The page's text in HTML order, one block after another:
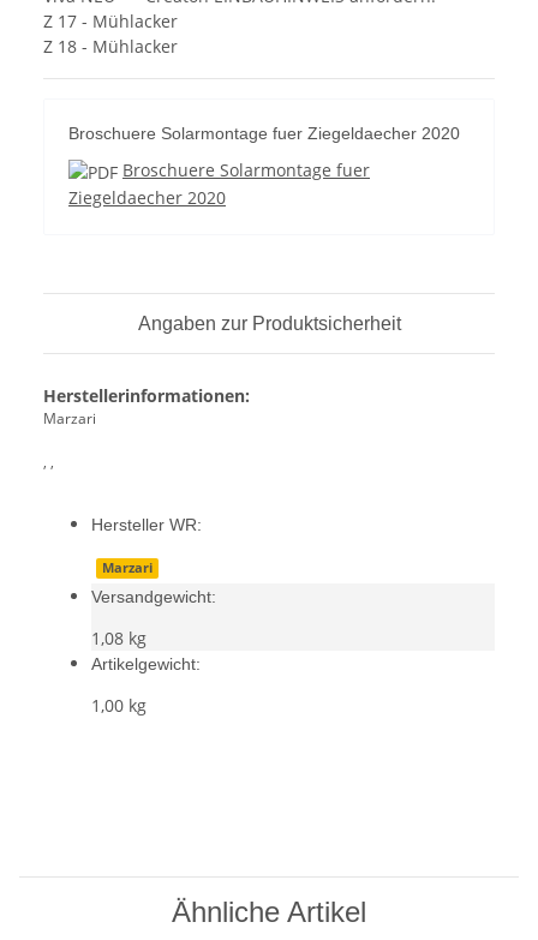
Z 17 - Mühlacker
Z 18 - Mühlacker
Broschuere Solarmontage fuer Ziegeldaecher 2020
Broschuere Solarmontage fuer
Ziegeldaecher 2020
Angaben zur Produktsicherheit
Herstellerinformationen:
Marzari
, ,
Hersteller WR:
Marzari
Versandgewicht:
1,08 kg
Artikelgewicht:
1,00 kg
Ähnliche Artikel